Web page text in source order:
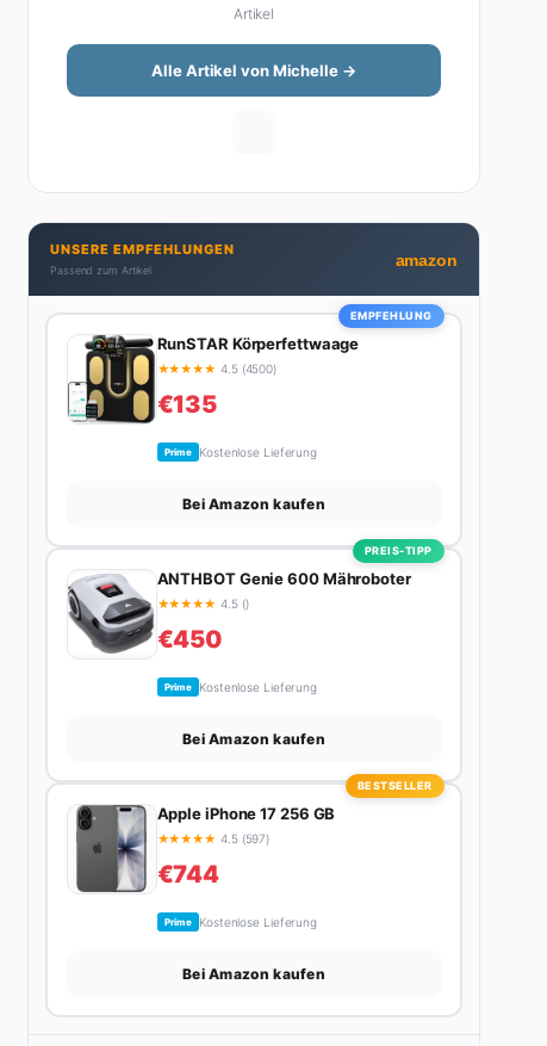
Steuererklärung. Ihre Stärke liegt darin, komplexe
Finanzthemen so aufzubereiten, dass sie jeder
versteht – ohne Fachchinesisch, dafür mit
konkreten Tipps zum Umsetzen. Von ETF-
man Job und Privatleben unter einen Hut
bekommt. Privat ist sie bekennende Kaffee-
Süchtige (3+ Tassen am Tag, Minimum), Podcast-
Hörerin und verbringt ihre Wochenenden am
liebsten in der Natur oder auf dem nächsten
Flohmarkt.
Artikel
Alle Artikel von Michelle →
UNSERE EMPFEHLUNGEN
Passend zum Artikel
amazon
EMPFEHLUNG
RunSTAR Körperfettwaage
★★★★★ 4.5 (4500)
€135
Prime Kostenlose Lieferung
Bei Amazon kaufen
PREIS-TIPP
ANTHBOT Genie 600 Mähroboter
★★★★★ 4.5 ()
€450
Prime Kostenlose Lieferung
Bei Amazon kaufen
BESTSELLER
Apple iPhone 17 256 GB
★★★★★ 4.5 (597)
€744
Prime Kostenlose Lieferung
Bei Amazon kaufen